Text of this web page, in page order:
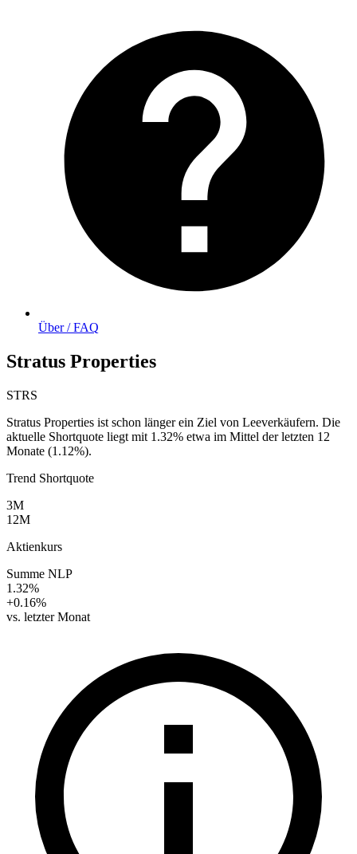
Über / FAQ
Stratus Properties
STRS
Stratus Properties ist schon länger ein Ziel von Leeverkäufern. Die
aktuelle Shortquote liegt mit 1.32% etwa im Mittel der letzten 12
Monate (1.12%).
Trend Shortquote
3M
12M
Aktienkurs
Summe NLP
1.32%
+0.16%
vs. letzter Monat